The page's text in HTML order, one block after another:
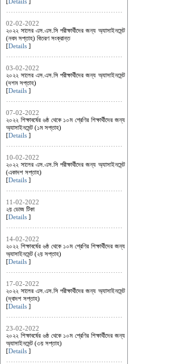
02-02-2022
২০২২ সালের এস.এস.সি পরীক্ষার্থীদের জন্য অ্যাসাইনমেন্ট
(নবম সপ্তাহ) বিতরণ সংক্রান্ত
[Details ]
03-02-2022
২০২২ সালের এস.এস.সি পরীক্ষার্থীদের জন্য অ্যাসাইনমেন্ট
(দশম সপ্তাহ)
[Details ]
07-02-2022
২০২২ শিক্ষাবর্ষের ৬ষ্ঠ থেকে ১০ম শ্রেণির শিক্ষার্থীদের জন্য
অ্যাসাইনমেন্ট (১ম সপ্তাহ)
[Details ]
10-02-2022
২০২২ সালের এস.এস.সি পরীক্ষার্থীদের জন্য অ্যাসাইনমেন্ট
(একাদশ সপ্তাহ)
[Details ]
11-02-2022
২য় ডোজ টিকা
[Details ]
14-02-2022
২০২২ শিক্ষাবর্ষের ৬ষ্ঠ থেকে ১০ম শ্রেণির শিক্ষার্থীদের জন্য
অ্যাসাইনমেন্ট (২য় সপ্তাহ)
[Details ]
17-02-2022
২০২২ সালের এস.এস.সি পরীক্ষার্থীদের জন্য অ্যাসাইনমেন্ট
(দ্বাদশ সপ্তাহ)
[Details ]
23-02-2022
২০২২ শিক্ষাবর্ষের ৬ষ্ঠ থেকে ১০ম শ্রেণির শিক্ষার্থীদের জন্য
অ্যাসাইনমেন্ট (৩য় সপ্তাহ)
[Details ]